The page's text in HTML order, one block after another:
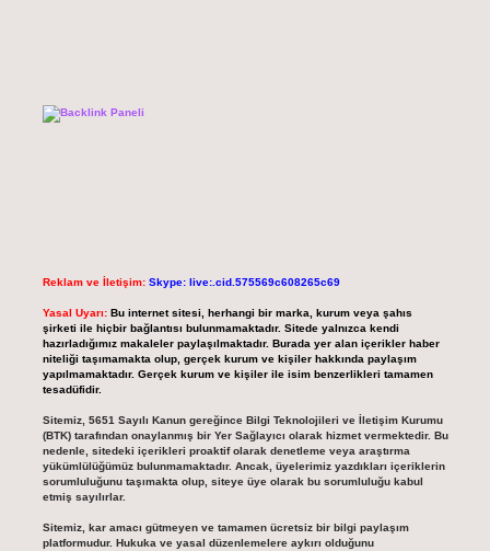
Reklam ve İletişim: Skype: live:.cid.575569c608265c69
Yasal Uyarı: Bu internet sitesi, herhangi bir marka, kurum veya şahıs
şirketi ile hiçbir bağlantısı bulunmamaktadır. Sitede yalnızca kendi
hazırladığımız makaleler paylaşılmaktadır. Burada yer alan içerikler haber
niteliği taşımamakta olup, gerçek kurum ve kişiler hakkında paylaşım
yapılmamaktadır. Gerçek kurum ve kişiler ile isim benzerlikleri tamamen
tesadüfidir.
Sitemiz, 5651 Sayılı Kanun gereğince Bilgi Teknolojileri ve İletişim Kurumu
(BTK) tarafından onaylanmış bir Yer Sağlayıcı olarak hizmet vermektedir. Bu
nedenle, sitedeki içerikleri proaktif olarak denetleme veya araştırma
yükümlülüğümüz bulunmamaktadır. Ancak, üyelerimiz yazdıkları içeriklerin
sorumluluğunu taşımakta olup, siteye üye olarak bu sorumluluğu kabul
etmiş sayılırlar.
Sitemiz, kar amacı gütmeyen ve tamamen ücretsiz bir bilgi paylaşım
platformudur. Hukuka ve yasal düzenlemelere aykırı olduğunu